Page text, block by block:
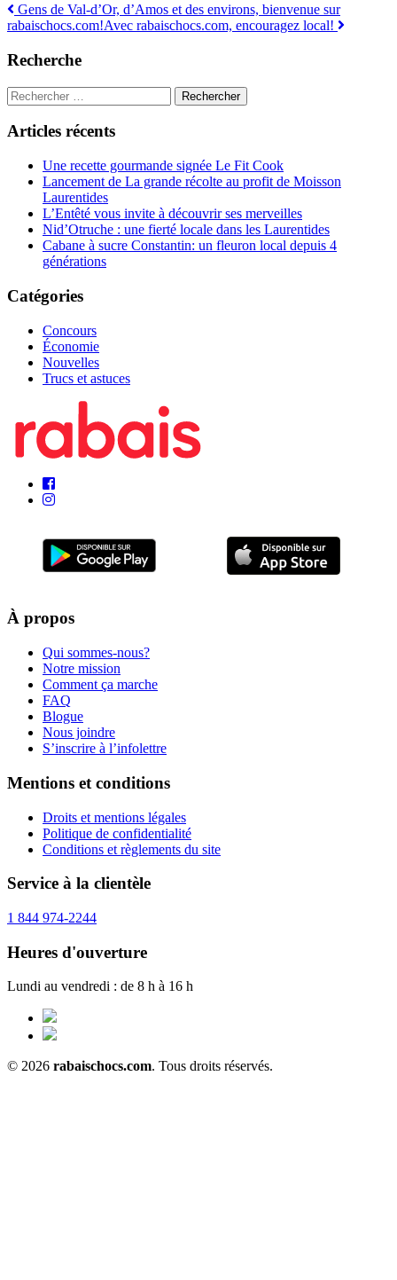
Navigation
des
articles
Gens de Val-d’Or, d’Amos et des environs, bienvenue sur
rabaischocs.com!Avec rabaischocs.com, encouragez local!
Recherche
Articles récents
Une recette gourmande signée Le Fit Cook
Lancement de La grande récolte au profit de Moisson
Laurentides
L’Entêté vous invite à découvrir ses merveilles
Nid’Otruche : une fierté locale dans les Laurentides
Cabane à sucre Constantin: un fleuron local depuis 4
générations
Catégories
Concours
Économie
Nouvelles
Trucs et astuces
À propos
Qui sommes-nous?
Notre mission
Comment ça marche
FAQ
Blogue
Nous joindre
S’inscrire à l’infolettre
Mentions et conditions
Droits et mentions légales
Politique de confidentialité
Conditions et règlements du site
Service à la clientèle
1 844 974-2244
Heures d'ouverture
Lundi au vendredi : de 8 h à 16 h
© 2026 rabaischocs.com. Tous droits réservés.